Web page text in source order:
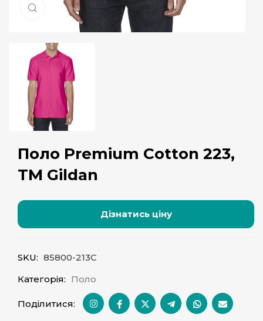
Натисніть, щоб збільшити
Поло Premium Cotton 223,
TM Gildan
Дізнатись ціну
SKU: 85800-213C
Категорія: Поло
Поділитися: